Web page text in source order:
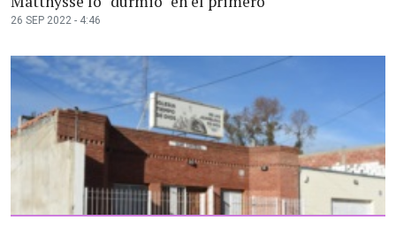
26 SEP 2022 - 4:46